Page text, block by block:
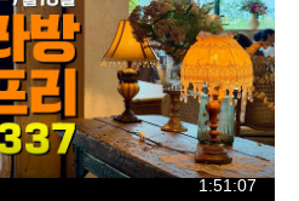
1:51:07